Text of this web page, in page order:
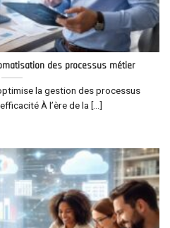
des processus métier
la gestion des processus
À l’ère de la [...]